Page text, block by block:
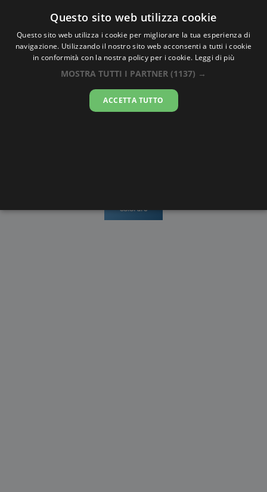
Oraesatta.co
Ora EsattaMlu Prey Muoy
23:06:13
colorare
Questo sito web utilizza cookie
Questo sito web utilizza i cookie per migliorare la tua esperienza di
navigazione. Utilizzando il nostro sito web acconsenti a tutti i cookie
in conformità con la nostra policy per i cookie. Leggi di più
MOSTRA TUTTI I PARTNER (1137) →
ACCETTA TUTTO